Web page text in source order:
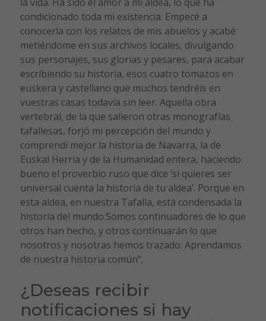
condicionado toda mi existencia. Empecé a
conocerla con los relatos de mis abuelos y acabé
metiéndome en sus archivos locales, divulgando
sus personajes, sus glorias y pesares, para acabar
escribiendo su historia, esos cuatro tomazos en
euskera y castellano que muchos tendréis en
vuestras casas todavía sin leer. Aquella obra
vertebral, de la que salieron otras monografías
tafallesas, forjó mi percepción del mundo y
comprendí mejor la historia de Navarra, la de
Euskal Herria y de la Humanidad entera, haciendo
bueno el proverbio ruso que dice ‘si quieres ser
universal cuenta la historia de tu aldea’. Porque en
esta aldea, en nuestra Tafalla, está condensada la
historia del mundo.Somos continuadores de lo que
otros han hecho, y otros continuarán lo que
nosotros y nosotras hemos trazado. Aprendamos
de nuestra historia común”.
¿Deseas recibir
notificaciones si hay